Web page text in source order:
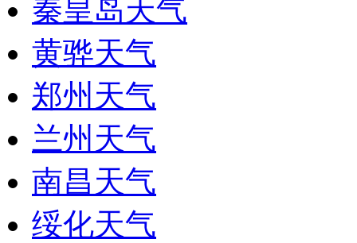
秦皇岛天气
黄骅天气
郑州天气
兰州天气
南昌天气
绥化天气